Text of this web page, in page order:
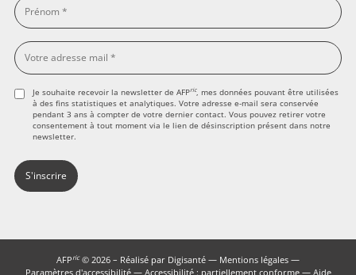
Je souhaite recevoir la newsletter de AFPric, mes données pouvant être utilisées
à des fins statistiques et analytiques. Votre adresse e-mail sera conservée
pendant 3 ans à compter de votre dernier contact. Vous pouvez retirer votre
consentement à tout moment via le lien de désinscription présent dans notre
newsletter.
AFPric© 2026 – Réalisé par Digisanté — Mentions légales —
Paramètres d'accessibilité— Accessibilité : partiellement conforme— Aide